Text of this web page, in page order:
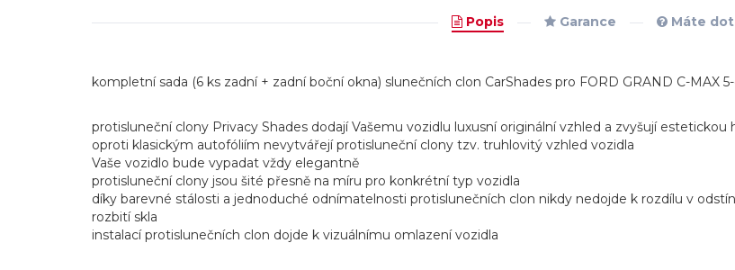
Popis Garance Máte
kompletní sada (6 ks zadní + zadní boční okna) slunečních clon CarShades pro FORD GRAND C-MAX
protisluneční clony Privacy Shades dodají Vašemu vozidlu luxusní originální vzhled a zvyšují estetickou
oproti klasickým autofóliím nevytvářejí protisluneční clony tzv. truhlovitý vzhled vozidla
Vaše vozidlo bude vypadat vždy elegantně
protisluneční clony jsou šité přesně na míru pro konkrétní typ vozidla
díky barevné stálosti a jednoduché odnímatelnosti protislunečních clon nikdy nedojde k rozdílu v
rozbití skla
instalací protislunečních clon dojde k vizuálnímu omlazení vozidla